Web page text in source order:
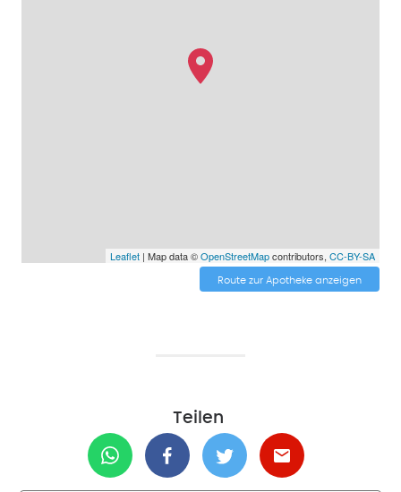
Leaflet| Map data ©OpenStreetMapcontributors, CC-BY-SA
Route zur Apotheke anzeigen
Teilen